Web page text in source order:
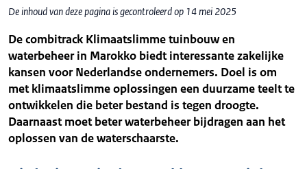
De inhoud van deze pagina is gecontroleerd op 14 mei 2025
De combitrack Klimaatslimme tuinbouw en
waterbeheer in Marokko biedt interessante zakelijke
kansen voor Nederlandse ondernemers. Doel is om
met klimaatslimme oplossingen een duurzame teelt te
ontwikkelen die beter bestand is tegen droogte.
Daarnaast moet beter waterbeheer bijdragen aan het
oplossen van de waterschaarste.